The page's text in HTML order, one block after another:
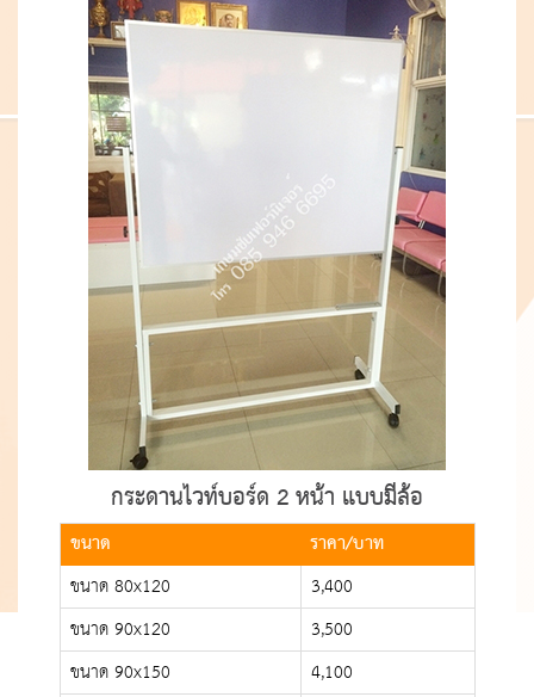
กระดานไวท์บอร์ด 2 หน้า แบบมีล้อ
ขนาด ราคา/บาท
ขนาด 80x120
3,400
ขนาด 90x120
3,500
ขนาด 90x150
4,100